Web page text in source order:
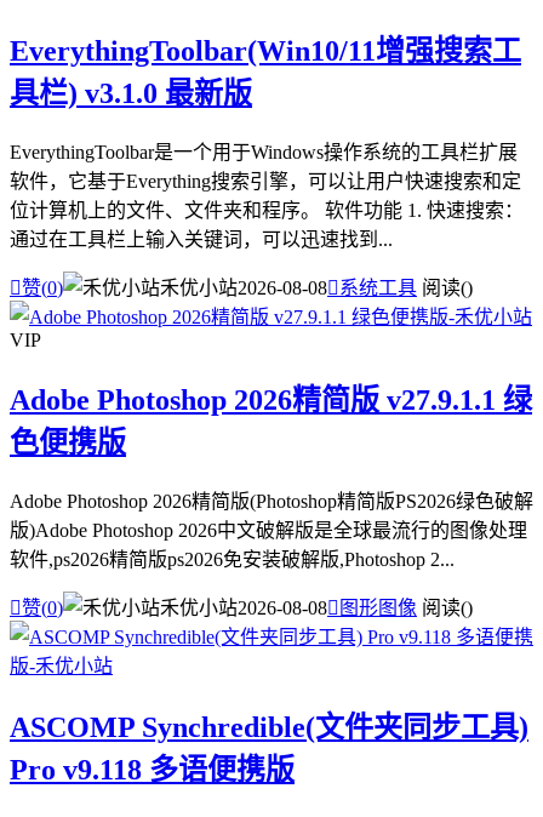
EverythingToolbar(Win10/11增强搜索工
具栏) v3.1.0 最新版
EverythingToolbar是一个用于Windows操作系统的工具栏扩展
软件，它基于Everything搜索引擎，可以让用户快速搜索和定
位计算机上的文件、文件夹和程序。 软件功能 1. 快速搜索：
通过在工具栏上输入关键词，可以迅速找到...
赞(0) 禾优小站2026-08-08系统工具 阅读()
VIP
Adobe Photoshop 2026精简版 v27.9.1.1 绿
色便携版
Adobe Photoshop 2026精简版(Photoshop精简版PS2026绿色破解
版)Adobe Photoshop 2026中文破解版是全球最流行的图像处理
软件,ps2026精简版ps2026免安装破解版,Photoshop 2...
赞(0) 禾优小站2026-08-08 图形图像 阅读()
ASCOMP Synchredible(文件夹同步工具)
Pro v9.118 多语便携版